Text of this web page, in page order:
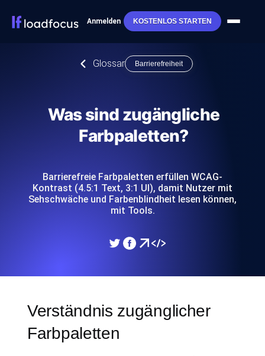
Anmelden KOSTENLOS STARTEN
Glossar Barrierefreiheit
Was sind zugängliche
Farbpaletten?
Barrierefreie Farbpaletten erfüllen WCAG-
Kontrast (4.5:1 Text, 3:1 UI), damit Nutzer mit
Sehschwäche und Farbenblindheit lesen können,
mit Tools.
Verständnis zugänglicher
Farbpaletten